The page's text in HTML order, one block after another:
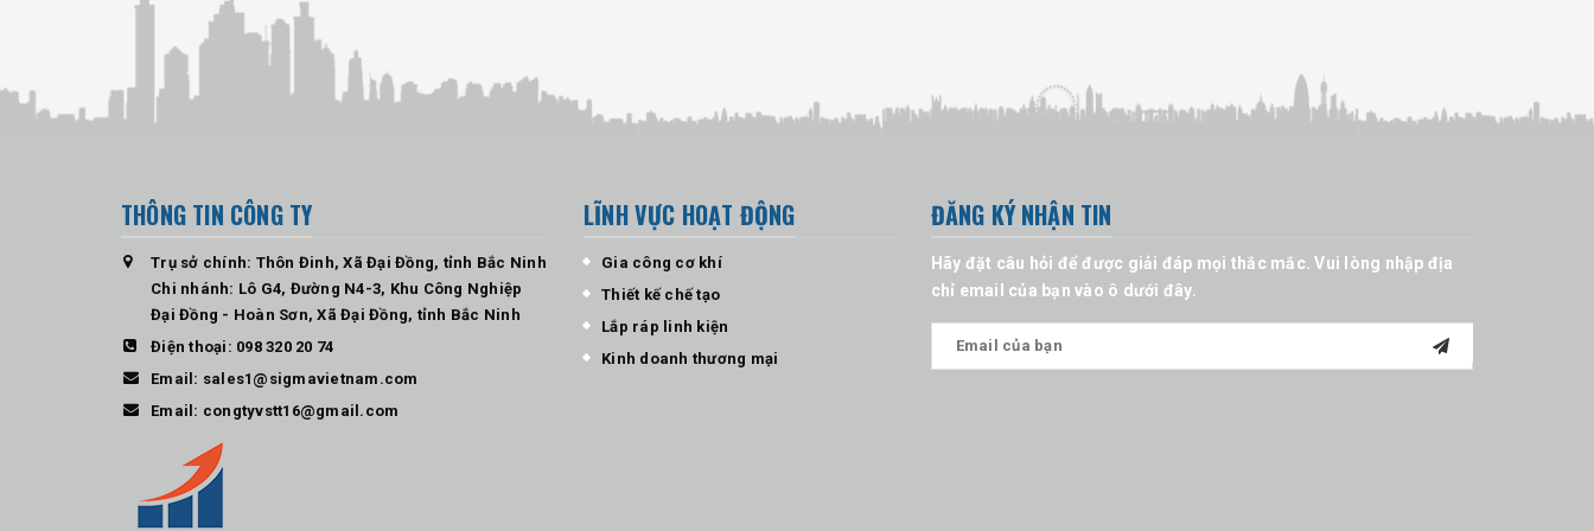
THÔNG TIN CÔNG TY
Trụ sở chính: Thôn Đinh, Xã Đại Đồng, tỉnh Bắc Ninh
Chi nhánh: Lô G4, Đường N4-3, Khu Công Nghiệp
Đại Đồng - Hoàn Sơn, Xã Đại Đồng, tỉnh Bắc Ninh
Điện thoại: 098 320 20 74
Email: sales1@sigmavietnam.com
Email: congtyvstt16@gmail.com
LĨNH VỰC HOẠT ĐỘNG
Gia công cơ khí
Thiết kế chế tạo
Lắp ráp linh kiện
Kinh doanh thương mại
ĐĂNG KÝ NHẬN TIN
Hãy đặt câu hỏi để được giải đáp mọi thắc mắc. Vui lòng nhập địa
chỉ email của bạn vào ô dưới đây.